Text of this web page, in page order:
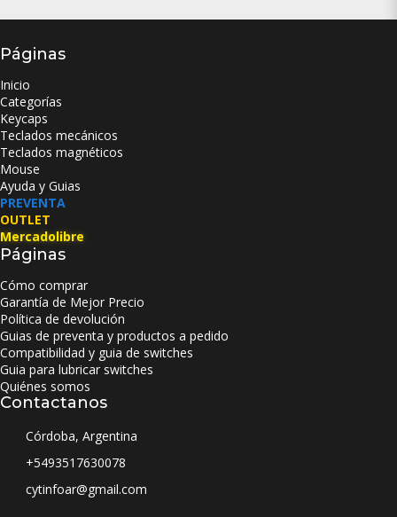
Páginas
Inicio
Categorías
Keycaps
Teclados mecánicos
Teclados magnéticos
Mouse
Ayuda y Guias
PREVENTA
OUTLET
Mercadolibre
Páginas
Cómo comprar
Garantía de Mejor Precio
Política de devolución
Guias de preventa y productos a pedido
Compatibilidad y guia de switches
Guia para lubricar switches
Quiénes somos
Contactanos
Córdoba, Argentina
+5493517630078
cytinfoar@gmail.com